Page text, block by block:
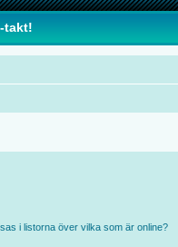
takt!
i listorna över vilka som är online?